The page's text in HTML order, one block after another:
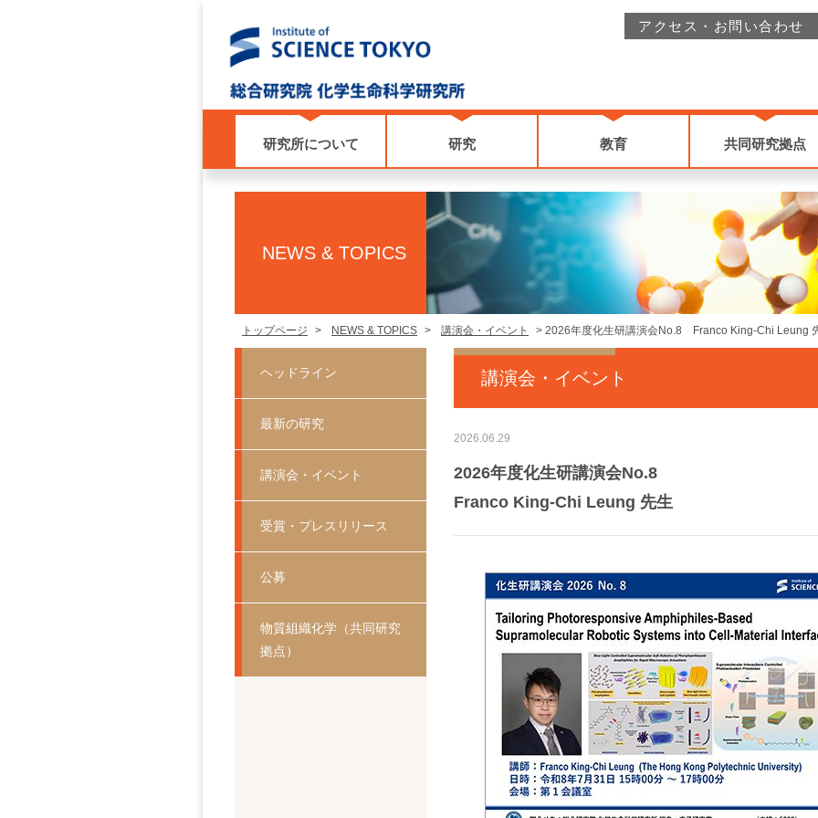
アクセス・お問い合わせ
研究所について 研究 教育 共同研究拠点
NEWS & TOPICS
トップページ > NEWS & TOPICS > 講演会・イベント > 2026年度化生研講演会No.8 Franco King-Chi Leung
ヘッドライン
最新の研究
講演会・イベント
受賞・プレスリリース
公募
物質組織化学（共同研究
拠点）
講演会・イベント
2026.06.29
2026年度化生研講演会No.8
Franco King-Chi Leung 先生